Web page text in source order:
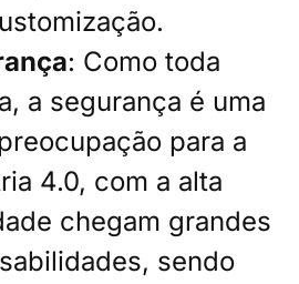
: Como toda
a segurança é uma
para a
4.0, com a alta
chegam grandes
sendo